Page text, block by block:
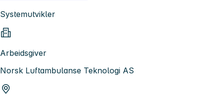
Systemutvikler
Arbeidsgiver
Norsk Luftambulanse Teknologi AS